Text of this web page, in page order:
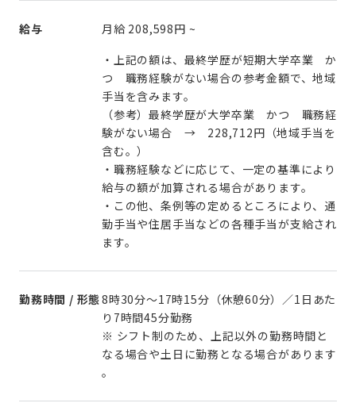
給与 月給 208,598円 ~
・上記の額は、最終学歴が短期大学卒業 か
つ 職務経験がない場合の参考金額で、地域
手当を含みます。
（参考）最終学歴が大学卒業 かつ 職務経
験がない場合 → 228,712円（地域手当を
含む。）
・職務経験などに応じて、一定の基準により
給与の額が加算される場合があります。
・この他、条例等の定めるところにより、通
勤手当や住居手当などの各種手当が支給され
ます。
勤務時間 / 形態8時30分～17時15分（休憩60分）／1日あた
り7時間45分勤務
※ シフト制のため、上記以外の勤務時間と
なる場合や土日に勤務となる場合があります
。